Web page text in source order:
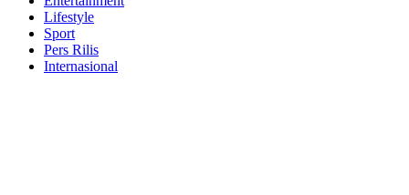
Lifestyle
Sport
Pers Rilis
Internasional